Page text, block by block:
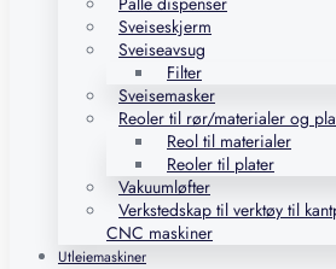
Sveiseskjerm
Sveiseavsug
Filter
Sveisemasker
Reoler til rør/materialer og
Reol til materialer
Reoler til plater
Vakuumløfter
Verkstedskap til verktøy til
CNC maskiner
Utleiemaskiner